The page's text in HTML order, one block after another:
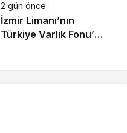
2 gün önce
İzmir Limanı’nın
Türkiye Varlık Fonu’na